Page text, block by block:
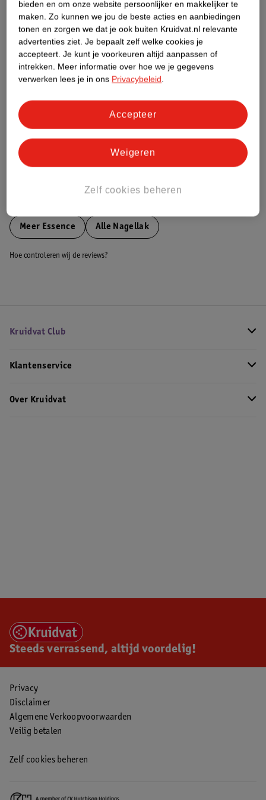
Etiketinformatie
Nature Impact Score
Dit product heeft (nog) geen Nature
Bestel & Bezorginformatie
Meer Essence Alle Nagellak
Hoe controleren wij de reviews?
Kruidvat Club
Klantenservice
Over Kruidvat
Steeds verrassend, altijd voordelig!
Privacy
Disclaimer
Algemene Verkoopvoorwaarden
Veilig betalen
Zelf cookies beheren
bieden en om onze website persoonlijker en makkelijker te
maken. Zo kunnen we jou de beste acties en aanbiedingen
tonen en zorgen we dat je ook buiten Kruidvat.nl relevante
advertenties ziet. Je bepaalt zelf welke cookies je
accepteert. Je kunt je voorkeuren altijd aanpassen of
intrekken. Meer informatie over hoe we je gegevens
verwerken lees je in ons Privacybeleid.
Zelf cookies beheren
Weigeren
Accepteer